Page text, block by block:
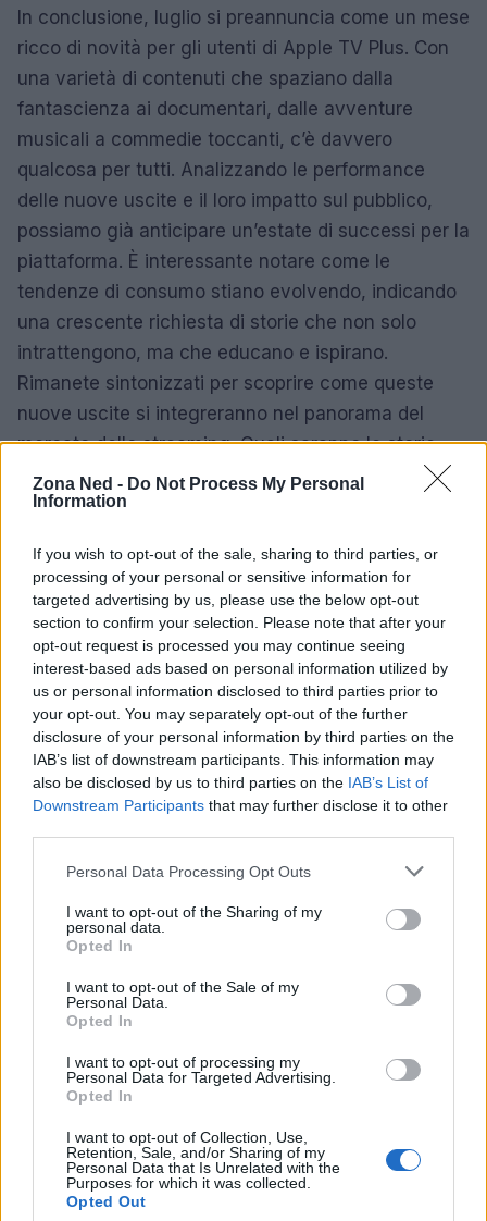
Zona Ned - Do Not Process My Personal
Information
If you wish to opt-out of the sale, sharing to third parties, or
processing of your personal or sensitive information for
targeted advertising by us, please use the below opt-out
section to confirm your selection. Please note that after your
opt-out request is processed you may continue seeing
interest-based ads based on personal information utilized by
us or personal information disclosed to third parties prior to
your opt-out. You may separately opt-out of the further
disclosure of your personal information by third parties on the
IAB’s list of downstream participants. This information may
also be disclosed by us to third parties on the IAB’s List of
Downstream Participants that may further disclose it to other
Please note that this website/app uses one or more Google
not limited to your visit or usage behaviour. You may click to
grant or deny consent to Google and its third-party tags to
use your data for below specified purposes in below Google
consent section.
Personal Data Processing Opt Outs
I want to opt-out of the Sharing of my
personal data.
Opted In
I want to opt-out of the Sale of my
Personal Data.
Opted In
I want to opt-out of processing my
Personal Data for Targeted Advertising.
Opted In
I want to opt-out of Collection, Use,
Retention, Sale, and/or Sharing of my
Personal Data that Is Unrelated with the
Purposes for which it was collected.
Opted Out
In conclusione, luglio si preannuncia come un mese
ricco di novità per gli utenti di Apple TV Plus. Con
una varietà di contenuti che spaziano dalla
fantascienza ai documentari, dalle avventure
musicali a commedie toccanti, c’è davvero
qualcosa per tutti. Analizzando le performance
delle nuove uscite e il loro impatto sul pubblico,
possiamo già anticipare un’estate di successi per la
piattaforma. È interessante notare come le
tendenze di consumo stiano evolvendo, indicando
una crescente richiesta di storie che non solo
intrattengono, ma che educano e ispirano.
Rimanete sintonizzati per scoprire come queste
nuove uscite si integreranno nel panorama del
mercato dello streaming. Quali saranno le storie
che faranno breccia nel tuo cuore quest’estate?
AUTORE
Staff
Continua a leggere
NERD NEWS